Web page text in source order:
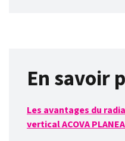
En savoir
Les avantages du
vertical ACOVA